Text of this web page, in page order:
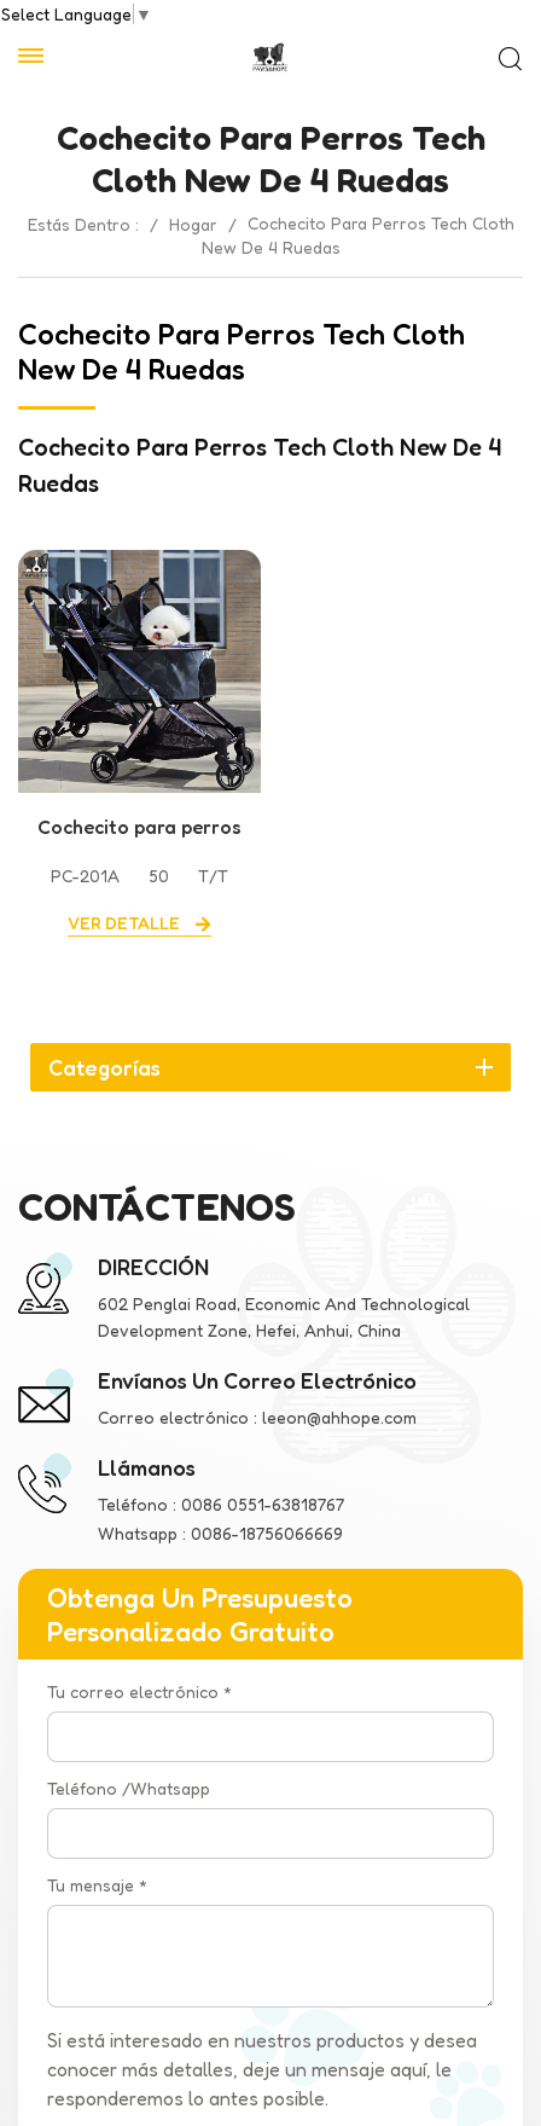
Select Language ▼
Cochecito Para Perros Tech
Cloth New De 4 Ruedas
Estás Dentro : / Hogar /
Cochecito Para Perros Tech Cloth
New De 4 Ruedas
Cochecito Para Perros Tech Cloth
New De 4 Ruedas
Cochecito Para Perros Tech Cloth New De 4
Ruedas
Cochecito para perros
ruedas
PC-201A 50 T/T
VER DETALLE
Categorías
CONTÁCTENOS
DIRECCIÓN
602 Penglai Road, Economic And Technological
Development Zone, Hefei, Anhui, China
Envíanos Un Correo Electrónico
Correo electrónico : leeon@ahhope.com
Llámanos
Teléfono : 0086 0551-63818767
Whatsapp : 0086-18756066669
Obtenga Un Presupuesto
Personalizado Gratuito
Tu correo electrónico *
Teléfono /Whatsapp
Tu mensaje *
Si está interesado en nuestros productos y desea
conocer más detalles, deje un mensaje aquí, le
responderemos lo antes posible.